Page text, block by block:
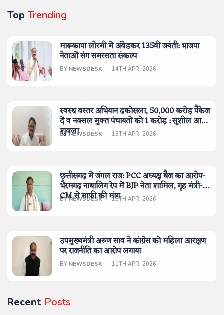
Top Trending
मारूकापा लोरमी में अंबेडकर 135वीं जयंती: भाजपा
नेताओं संग समरसता संकल्प
BY NEWSDESK 14TH APR, 2026
स्वस्थ बस्तर अभियान ढकोसला, 50,000 करोड़ पैकेज
दें व नक्सल मुक्त पंचायतों को 1 करोड़ : सुशील आनंद
शुक्ला
BYNEWSDESK 13TH APR, 2026
छत्तीसगढ़ में जंगल राज: PCC अध्यक्ष बैज का आरोप-
भैरमगढ़ नाबालिग रेप में BJP नेता शामिल, गृह मंत्री-
CM से माफी की मांग
BYNEWSDESK 13TH APR, 2026
उपमुख्यमंत्री अरुण साव ने कांग्रेस को महिला आरक्षण
पर राजनीति का आरोप लगाया
BY NEWSDESK 11TH APR, 2026
Recent Posts